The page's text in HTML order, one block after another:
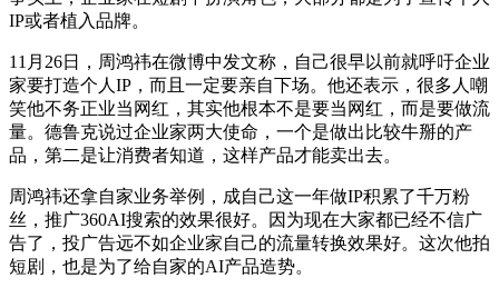
IP或者植入品牌。
11月26日，周鸿祎在微博中发文称，自己很早以前就呼吁企业
家要打造个人IP，而且一定要亲自下场。他还表示，很多人嘲
笑他不务正业当网红，其实他根本不是要当网红，而是要做流
量。德鲁克说过企业家两大使命，一个是做出比较牛掰的产
品，第二是让消费者知道，这样产品才能卖出去。
周鸿祎还拿自家业务举例，成自己这一年做IP积累了千万粉
丝，推广360AI搜索的效果很好。因为现在大家都已经不信广
告了，投广告远不如企业家自己的流量转换效果好。这次他拍
短剧，也是为了给自家的AI产品造势。